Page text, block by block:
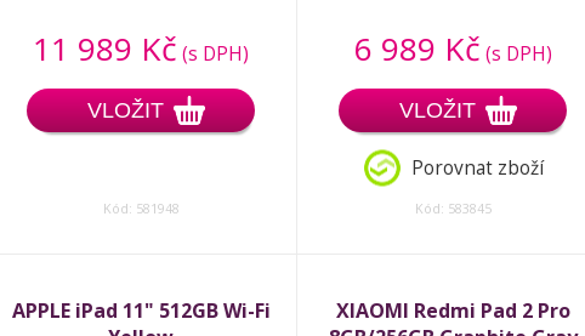
11 989 Kč (s DPH)
VLOŽIT
Kód: 581948
6 989 Kč (s DPH)
VLOŽIT
Porovnat zboží
Kód: 583845
APPLE iPad 11" 512GB Wi-Fi
XIAOMI Redmi Pad 2 Pro